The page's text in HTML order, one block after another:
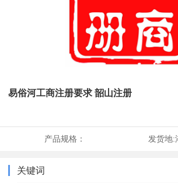
易俗河工商注册要求 韶山注册
产品规格： 发货地:
关键词